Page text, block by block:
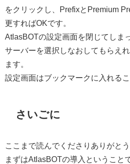
をクリックし、PrefixとPremium
更すればOKです。
AtlasBOTの設定画面を閉じてしま
サーバーを選択しなおしてもらえ
ます。
設定画面はブックマークに入れる
さいごに
ここまで読んでくださりありがとう
まずはAtlasBOTの導入ということ